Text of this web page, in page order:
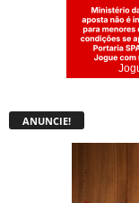
ANUNCIE!